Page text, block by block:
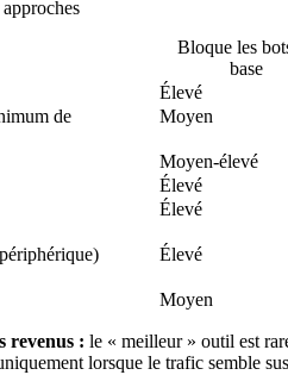
Bloque les
base
Élevé
de
Moyen
Moyen-élevé
Élevé
Élevé
Élevé
Moyen
revenus : le « meilleur » outil est
lorsque le trafic semble